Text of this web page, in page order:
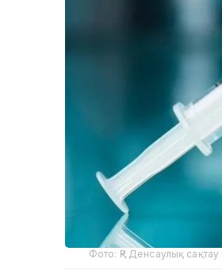
Фото: ҚР Денсаулық сақтау